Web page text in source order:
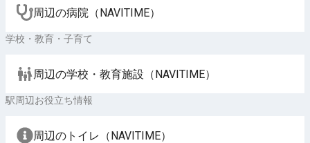
周辺の病院（NAVITIME）
学校・教育・子育て
周辺の学校・教育施設（NAVITIME）
駅周辺お役立ち情報
周辺のトイレ（NAVITIME）